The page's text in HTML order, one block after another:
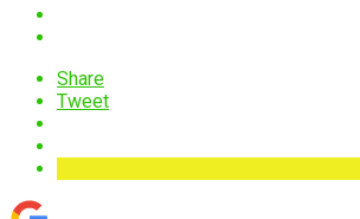
Share
Tweet